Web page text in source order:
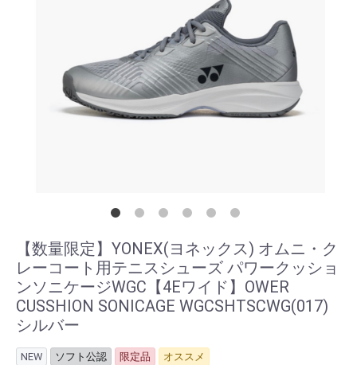
【数量限定】YONEX(ヨネックス) オムニ・ク
レーコート用テニスシューズ パワークッショ
ンソニケージWGC【4Eワイド】OWER
CUSSHION SONICAGE WGCSHTSCWG(017)
シルバー
NEW ソフト公認 限定品 オススメ